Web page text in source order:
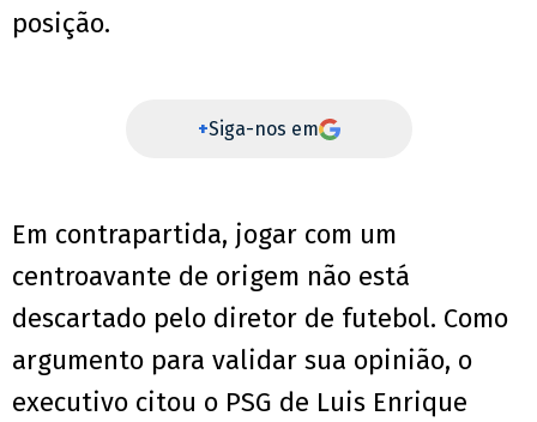
posição.
+Siga-nos em
Em contrapartida, jogar com um
centroavante de origem não está
descartado pelo diretor de futebol. Como
argumento para validar sua opinião, o
executivo citou o PSG de Luis Enrique